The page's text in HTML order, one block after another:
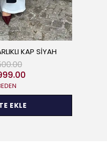
KAP SİYAH
EKLE